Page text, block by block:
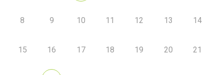
8 9 10 11 12 13 14
15 16 17 18 19 20 21